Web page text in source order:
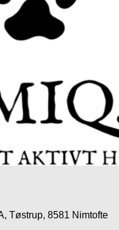
Tøstrup, 8581 Nimtofte